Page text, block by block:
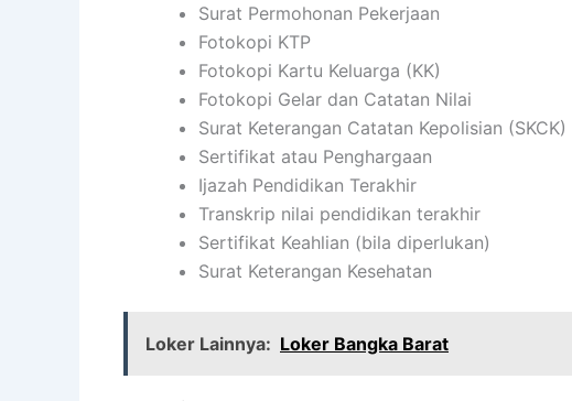
Surat Permohonan Pekerjaan
Fotokopi KTP
Fotokopi Kartu Keluarga (KK)
Fotokopi Gelar dan Catatan Nilai
Surat Keterangan Catatan Kepolisian (SKCK)
Sertifikat atau Penghargaan
Ijazah Pendidikan Terakhir
Transkrip nilai pendidikan terakhir
Sertifikat Keahlian (bila diperlukan)
Surat Keterangan Kesehatan
Loker Lainnya: Loker Bangka Barat